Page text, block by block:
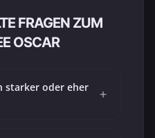
FRAGEN ZUM
OSCAR
starker oder eher
+